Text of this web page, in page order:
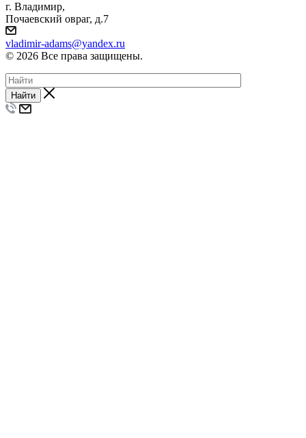
г. Владимир,
Почаевский овраг, д.7
vladimir-adams@yandex.ru
© 2026 Все права защищены.
Найти